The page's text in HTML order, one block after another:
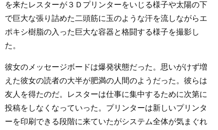
を来たレスターが３Ｄプリンターをいじる様子や太陽の下
で巨大な張り詰めた二頭筋に玉のような汗を流しながらエ
ポキシ樹脂の入った巨大な容器と格闘する様子を撮影し
た。
彼女のメッセージボードは爆発状態だった。思いがけず増
えた彼女の読者の大半が肥満の人間のようだった。彼らは
友人を得たのだ。レスターは仕事に集中するために次第に
投稿をしなくなっていった。プリンターは新しいプリンタ
ーを印刷できる段階に来ていたがシステム全体が気まぐれ